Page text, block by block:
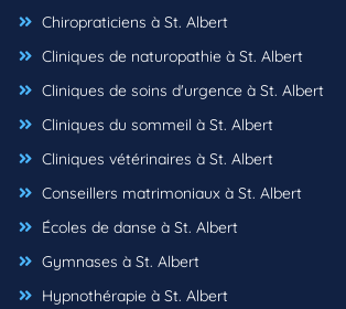
Chiropraticiens à St. Albert
Cliniques de naturopathie à St. Albert
Cliniques de soins d'urgence à St. Albert
Cliniques du sommeil à St. Albert
Cliniques vétérinaires à St. Albert
Conseillers matrimoniaux à St. Albert
Écoles de danse à St. Albert
Gymnases à St. Albert
Hypnothérapie à St. Albert